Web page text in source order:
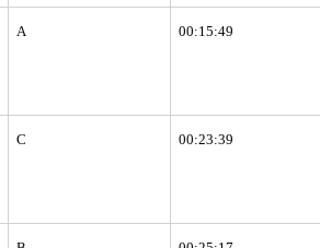
A 00:15:49
C 00:23:39